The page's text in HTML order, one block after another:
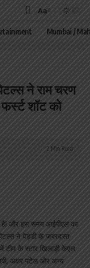
Font
Resizer
Aa
Mumbai /
ने राम चरण
शॉट को
2 Min Read
और इस समय आईपीएल का
ने पेड्डी के जबरदस्त
टीम के स्टार खिलाड़ी केएल
अक्षर पटेल और अन्य